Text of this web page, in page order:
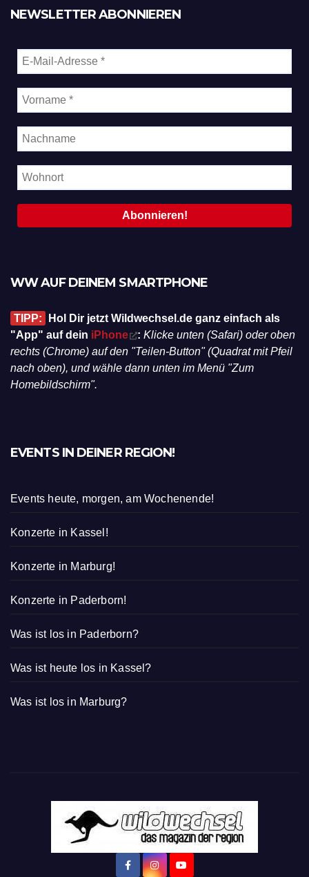
NEWSLETTER ABONNIEREN
WW AUF DEINEM SMARTPHONE
TIPP:
Hol Dir jetzt Wildwechsel.de ganz einfach als
"App" auf dein iPhone : Klicke unten (Safari) oder oben
rechts (Chrome) auf den "Teilen-Button" (Quadrat mit Pfeil
nach oben), und wähle dann unten im Menü "Zum
Homebildschirm".
EVENTS IN DEINER REGION!
Events heute, morgen, am Wochenende!
Konzerte in Kassel!
Konzerte in Marburg!
Konzerte in Paderborn!
Was ist los in Paderborn?
Was ist heute los in Kassel?
Was ist los in Marburg?